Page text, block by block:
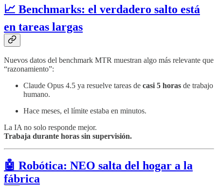
📈 Benchmarks: el verdadero salto está
en tareas largas
Nuevos datos del benchmark MTR muestran algo más relevante que
“razonamiento”:
Claude Opus 4.5 ya resuelve tareas de casi 5 horas de trabajo
humano.
Hace meses, el límite estaba en minutos.
La IA no solo responde mejor.
Trabaja durante horas sin supervisión.
🤖 Robótica: NEO salta del hogar a la
fábrica